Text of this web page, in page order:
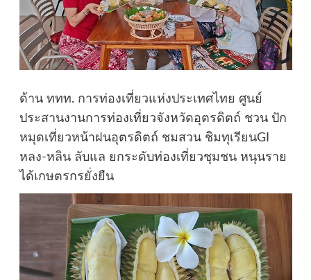
ด้าน ททท. การท่องเที่ยวแห่งประเทศไทย ศูนย์
ประสานงานการท่องเที่ยวจังหวัดอุตรดิตถ์ ชวน ปัก
หมุดเที่ยวหน้าฝนอุตรดิตถ์ ชมสวน ชิมทุเรียนGI
หลง-หลิน ลับแล ยกระดับท่องเที่ยวชุมชน หนุนราย
ได้เกษตรกรยั่งยืน